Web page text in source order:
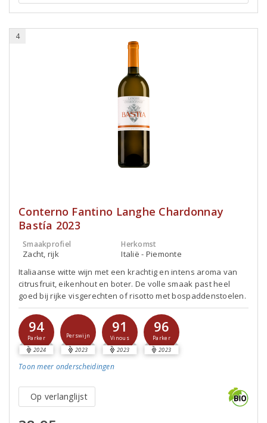
4
Conterno Fantino Langhe Chardonnay
Bastía 2023
Smaakprofiel
Zacht, rijk
Herkomst
Italië - Piemonte
Italiaanse witte wijn met een krachtig en intens aroma van
citrusfruit, eikenhout en boter. De volle smaak past heel
goed bij rijke visgerechten of risotto met bospaddenstoelen.
94
Parker
2024
Perswijn
2023
91
Vinous
2023
96
Parker
2023
Toon meer onderscheidingen
Op verlanglijst